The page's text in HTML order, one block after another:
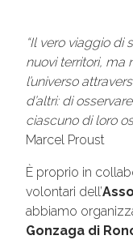
“Il vero viaggio di
nuovi territori, ma
l’universo
d’altri: di
ciascuno di loro
Marcel Proust
È proprio in
volontari dell’
abbiamo
Gonzaga di